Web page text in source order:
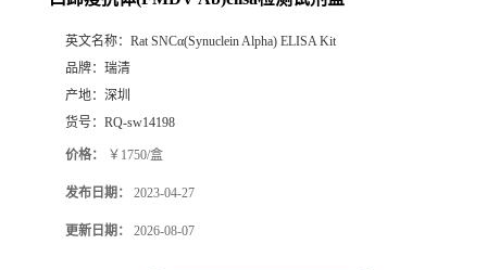
英文名称： Rat SNCα(Synuclein Alpha) ELISA Kit
品牌： 瑞清
产地： 深圳
货号： RQ-sw14198
价格： ￥1750/盒
发布日期： 2023-04-27
更新日期： 2026-08-07